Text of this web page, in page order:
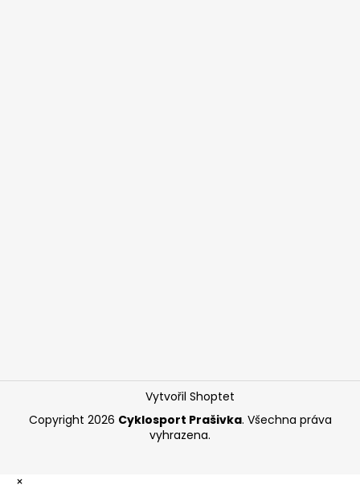
Vytvořil Shoptet
Copyright 2026 Cyklosport Prašivka. Všechna práva
vyhrazena.
×